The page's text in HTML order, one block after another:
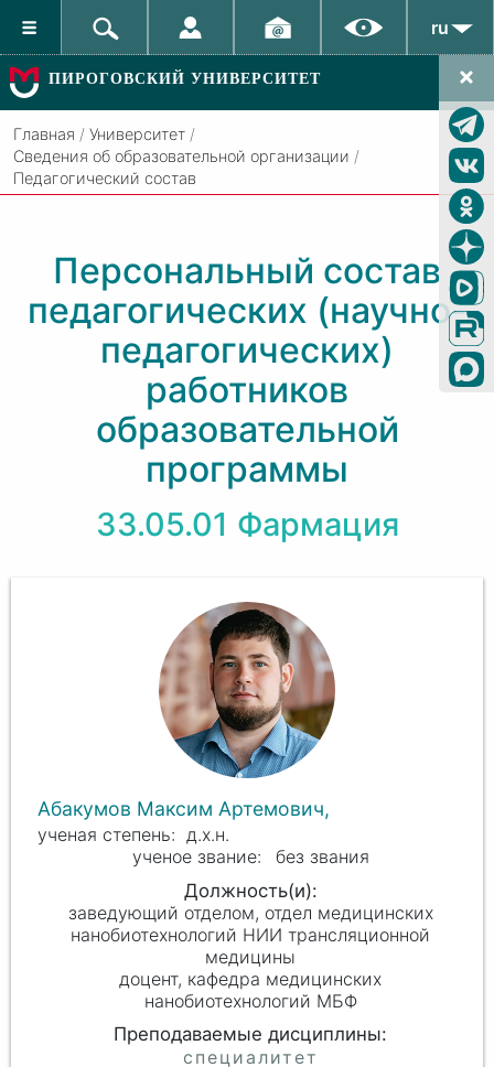
ru
ПИРОГОВСКИЙ УНИВЕРСИТЕТ
Главная / Университет /
Сведения об образовательной организации /
Педагогический состав
Персональный состав
педагогических (научно-
педагогических)
работников
образовательной
программы
33.05.01 Фармация
Абакумов Максим Артемович,
д.х.н.
без звания
заведующий отделом, отдел медицинских
нанобиотехнологий НИИ трансляционной
медицины
доцент, кафедра медицинских
нанобиотехнологий МБФ